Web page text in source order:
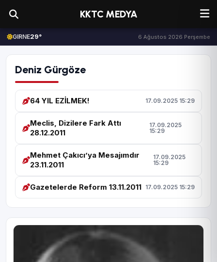
KKTC MEDYA
GIRNE29° 6 Ağustos 2026 Perşembe
Deniz Gürgöze
64 YIL EZİLMEK! 17.09.2025 15:29
Meclis, Dizilere Fark Attı
28.12.2011
17.09.2025
15:29
Mehmet Çakıcı’ya Mesajımdır
23.11.2011
17.09.2025
15:29
Gazetelerde Reform 13.11.2011 17.09.2025 15:29